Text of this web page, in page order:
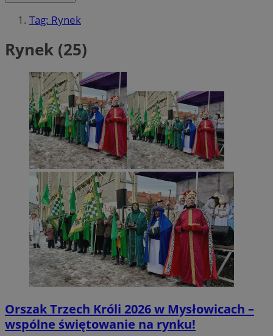
Tag: Rynek
Rynek (25)
Orszak Trzech Króli 2026 w Mysłowicach –
wspólne świętowanie na rynku!